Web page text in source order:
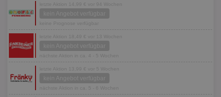
letzte Aktion 14,99 € vor 94 Wochen
kein Angebot verfügbar
keine Prognose verfügbar
letzte Aktion 18,49 € vor 13 Wochen
kein Angebot verfügbar
nächste Aktion in ca. 4 - 5 Wochen
letzte Aktion 13,99 € vor 5 Wochen
kein Angebot verfügbar
nächste Aktion in ca. 5 - 6 Wochen